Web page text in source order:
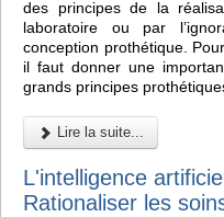
des principes de la
laboratoire ou par
conception prothétique.
il faut donner une
grands principes
Lire la suite...
L'intelligence
Rationaliser les